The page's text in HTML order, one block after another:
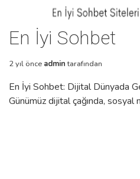
En İyi Sohbet
2 yıl önce admintarafından
En İyi Sohbet: Dijital Dünyada
Günümüz dijital çağında,